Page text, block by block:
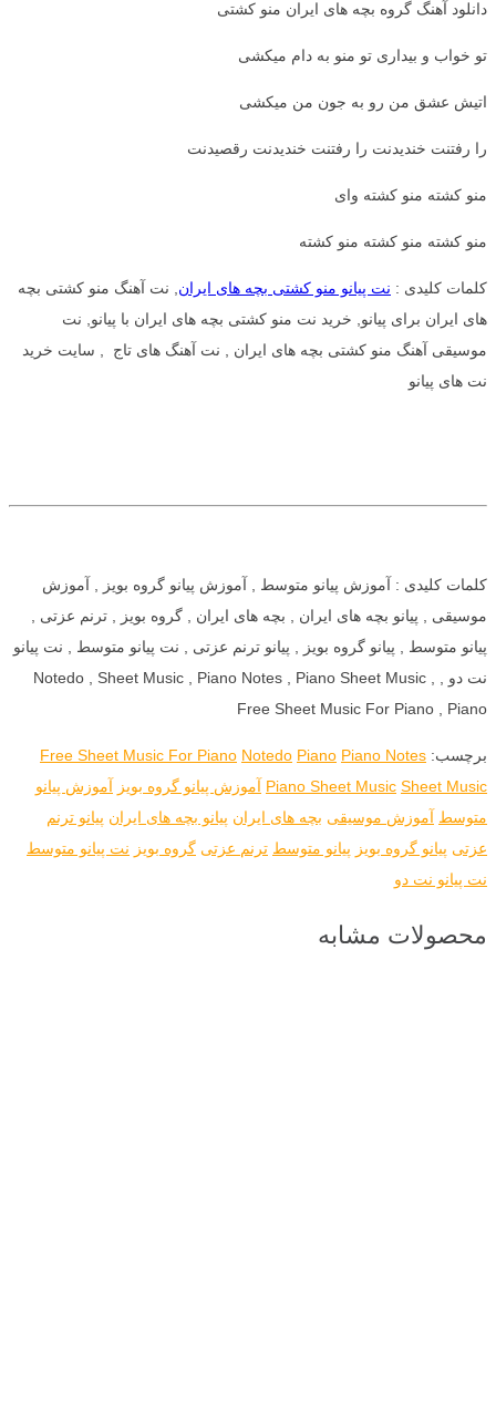
دانلود آهنگ گروه بچه های ایران منو کشتی
تو خواب و بیداری تو منو به دام میکشی
اتیش عشق من رو به جون من میکشی
را رفتنت خندیدنت را رفتنت خندیدنت رقصیدنت
منو کشته منو کشته وای
منو کشته منو کشته منو کشته
کلمات کلیدی : نت پیانو منو کشتی بچه های ایران , نت آهنگ منو کشتی بچه
های ایران برای پیانو, خرید نت منو کشتی بچه های ایران با پیانو, نت
موسیقی آهنگ منو کشتی بچه های ایران , نت آهنگ های تاج , سایت خرید
نت های پیانو
کلمات کلیدی : آموزش پیانو متوسط , آموزش پیانو گروه بویز , آموزش
موسیقی , پیانو بچه های ایران , بچه های ایران , گروه بویز , ترنم عزتی ,
پیانو متوسط , پیانو گروه بویز , پیانو ترنم عزتی , نت پیانو متوسط , نت پیانو
نت دو , Notedo , Sheet Music , Piano Notes , Piano Sheet Music ,
Free Sheet Music For Piano , Piano
برچسب: Free Sheet Music For Piano Notedo Piano Piano Notes
Piano Sheet Music Sheet Music آموزش پیانو گروه بویز آموزش پیانو
متوسط آموزش موسیقی بچه های ایران پیانو بچه های ایران پیانو ترنم
عزتی پیانو گروه بویز پیانو متوسط ترنم عزتی گروه بویز نت پیانو متوسط
نت پیانو نت دو
محصولات مشابه